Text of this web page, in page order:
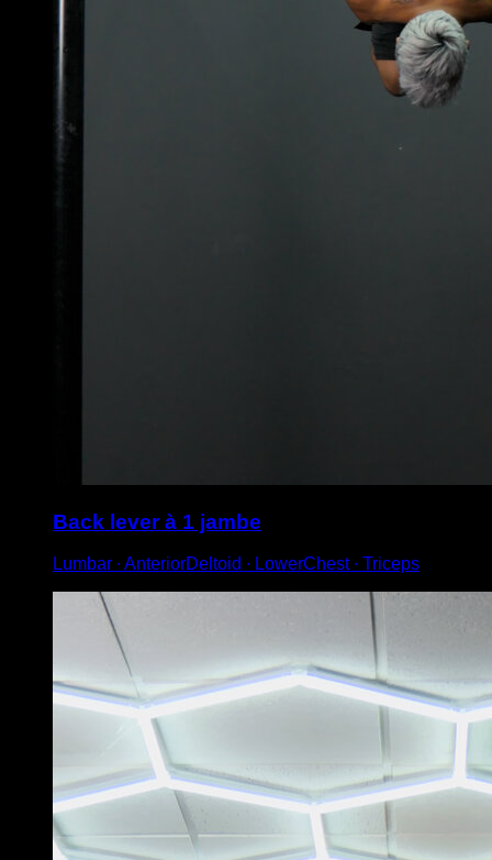
Back lever à 1 jambe
Lumbar ∙ AnteriorDeltoid ∙ LowerChest ∙ Triceps